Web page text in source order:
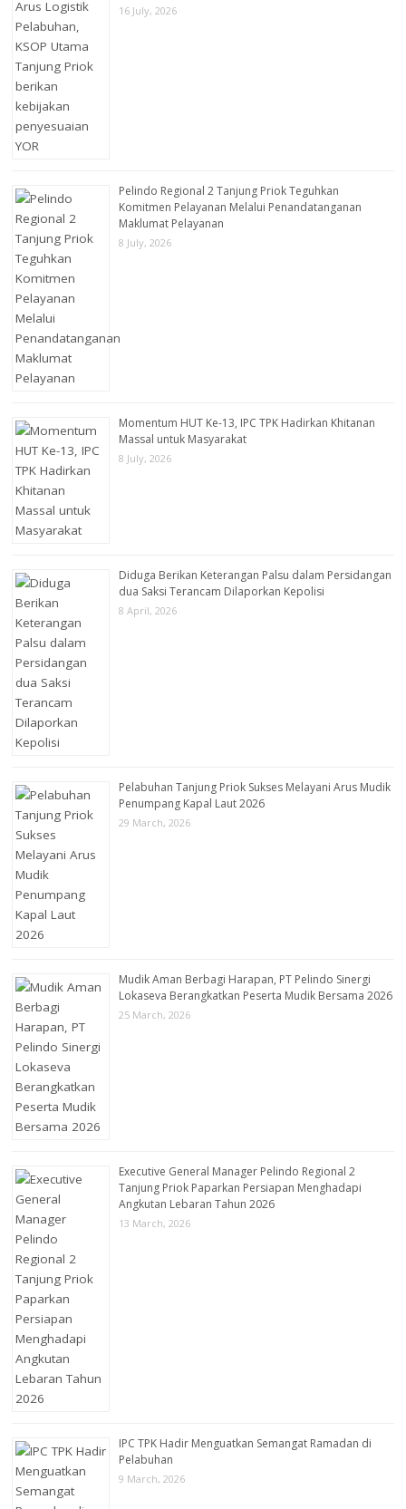
16 July, 2026
Pelindo Regional 2 Tanjung Priok Teguhkan
Komitmen Pelayanan Melalui Penandatanganan
Maklumat Pelayanan
8 July, 2026
Momentum HUT Ke-13, IPC TPK Hadirkan Khitanan
Massal untuk Masyarakat
8 July, 2026
Diduga Berikan Keterangan Palsu dalam Persidangan
dua Saksi Terancam Dilaporkan Kepolisi
8 April, 2026
Pelabuhan Tanjung Priok Sukses Melayani Arus Mudik
Penumpang Kapal Laut 2026
29 March, 2026
Mudik Aman Berbagi Harapan, PT Pelindo Sinergi
Lokaseva Berangkatkan Peserta Mudik Bersama 2026
25 March, 2026
Executive General Manager Pelindo Regional 2
Tanjung Priok Paparkan Persiapan Menghadapi
Angkutan Lebaran Tahun 2026
13 March, 2026
IPC TPK Hadir Menguatkan Semangat Ramadan di
Pelabuhan
9 March, 2026